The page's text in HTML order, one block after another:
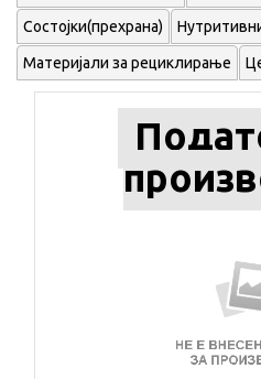
Состојки(прехрана)
Материјали за рециклирање